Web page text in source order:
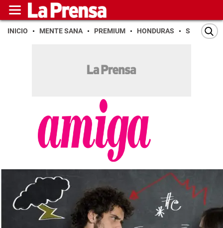
INICIO MENTE SANA PREMIUM HONDURAS SAN PEDRO